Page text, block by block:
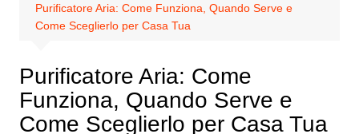
Purificatore Aria: Come Funziona, Quando Serve e
Come Sceglierlo per Casa Tua
Purificatore Aria: Come
Funziona, Quando Serve e
Come Sceglierlo per Casa Tua